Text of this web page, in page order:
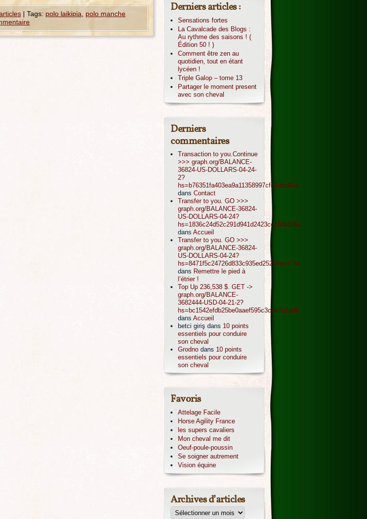
| Tags: polo laikipia polo manche
Derniers articles :
Sensations fortes
La Cavalcade des Blogs :
Au rythme des saisons ! (
Édition 50 ! )
Comment être zen au
quotidien, tout en étant
lycéen !
Triple Galop – tome 13
Partager le moment present
avec son cheval
Derniers
commentaires
Transaction to you.Continue
>>> graph.org/BALANCE-
36824-US-DOLLARS-04-24-
2?
hs=b76351fa403ea9a11358997cfc3abb00&
dans Contact
Transfer to you. GO >>>
graph.org/BALANCE-36824-
US-DOLLARS-04-24?
hs=1836c24d52c291d941d2423cc18d61f4&
dans Accueil
Transfer to you. GO >>>
graph.org/BALANCE-36824-
US-DOLLARS-04-24?
hs=8471f5c24726d833c935ed25219ecd76&
dans Remettre le pied à
l’étrier !
Top Up 236,538 $. GET ->
graph.org/BALANCE-
3682444-USD-04-21-2?
hs=bc1542efdb25be0aaef595c3cea7e1a0&
dans Accueil
betci giriş dans 10 points
essentiels pour conduire
son cheval
Grodno dans 10 points
essentiels pour conduire
son cheval
Favoris
Attelage Facile
Horse Agility France
les supers cavaliers
Mon cheval me dit
Oeuf-poule-poussin
Se soigner autrement
Vision équine
Archives d’articles